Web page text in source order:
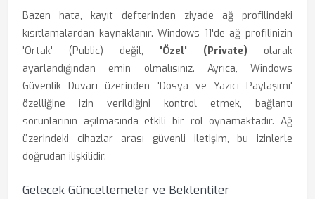
Bazen hata, kayıt defterinden ziyade ağ profilindeki
kısıtlamalardan kaynaklanır. Windows 11'de ağ profilinizin
'Ortak' (Public) değil, 'Özel' (Private) olarak
ayarlandığından emin olmalısınız. Ayrıca, Windows
Güvenlik Duvarı üzerinden 'Dosya ve Yazıcı Paylaşımı'
özelliğine izin verildiğini kontrol etmek, bağlantı
sorunlarının aşılmasında etkili bir rol oynamaktadır. Ağ
üzerindeki cihazlar arası güvenli iletişim, bu izinlerle
doğrudan ilişkilidir.
Gelecek Güncellemeler ve Beklentiler